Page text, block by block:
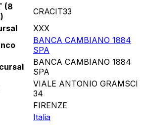
(8
CRACIT33
XXX
BANCA CAMBIANO 1884
SPA
BANCA CAMBIANO 1884
SPA
VIALE ANTONIO GRAMSCI
34
FIRENZE
Italia